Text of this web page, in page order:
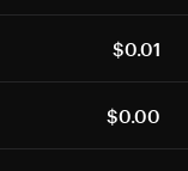
$0.01
$0.00